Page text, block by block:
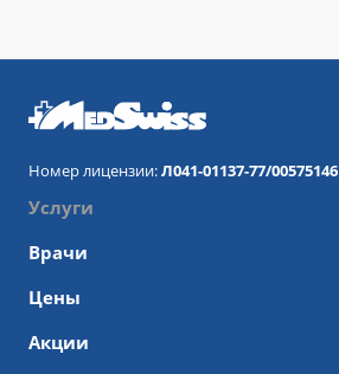
Номер лицензии:Л041-01137-77/00575146
Услуги
Врачи
Цены
Акции